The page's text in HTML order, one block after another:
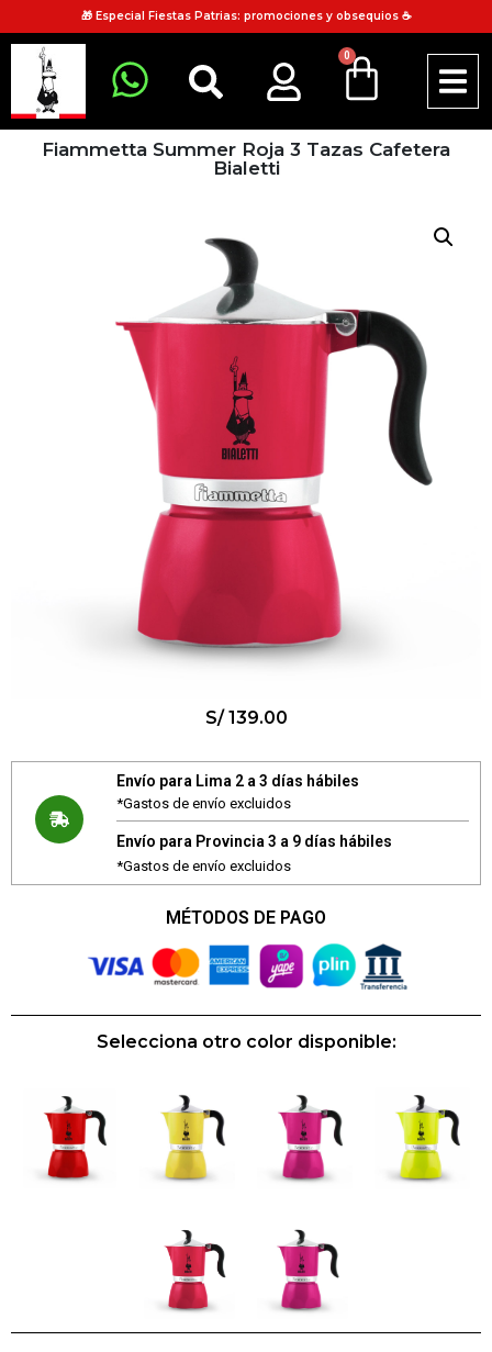
🎁 Especial Fiestas Patrias: promociones y obsequios ☕
0
Fiammetta Summer Roja 3 Tazas Cafetera
Bialetti
S/139.00
Envío para Lima 2 a 3 días hábiles
*Gastos de envío excluidos
Envío para Provincia 3 a 9 días hábiles
*Gastos de envío excluidos
MÉTODOS DE PAGO
Selecciona otro color disponible: